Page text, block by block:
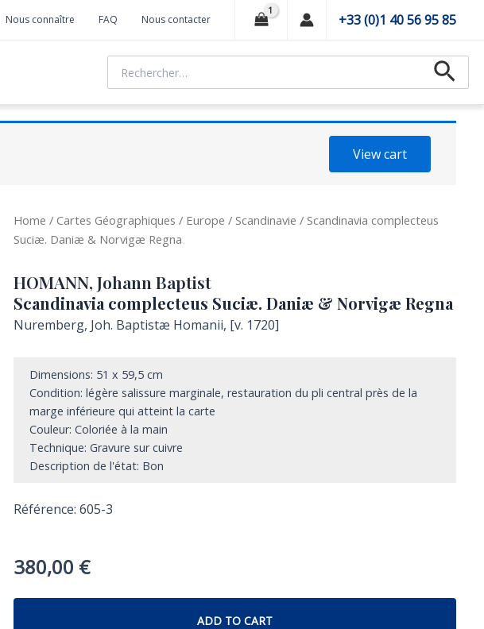
Nous connaître FAQ Nous contacter +33 (0)1 40 56 95 85
View cart
Home / Cartes Géographiques / Europe / Scandinavie / Scandinavia complecteus
Suciæ. Daniæ & Norvigæ Regna
HOMANN, Johann Baptist
Scandinavia complecteus Suciæ. Daniæ & Norvigæ Regna
Nuremberg, Joh. Baptistæ Homanii, [v. 1720]
Dimensions: 51 x 59,5 cm
Condition: légère salissure marginale, restauration du pli central près de la
marge inférieure qui atteint la carte
Couleur: Coloriée à la main
Technique: Gravure sur cuivre
Description de l'état: Bon
Référence: 605-3
380,00 €
ADD TO CART